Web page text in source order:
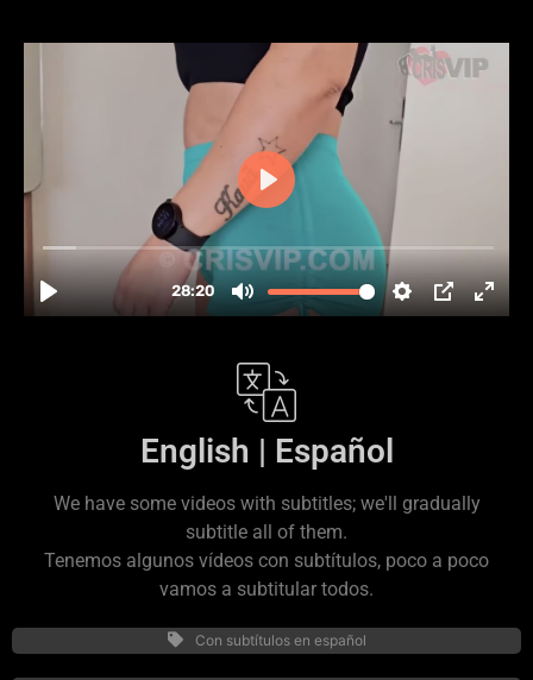
English | Español
We have some videos with subtitles; we'll gradually
subtitle all of them.
Tenemos algunos vídeos con subtítulos, poco a poco
vamos a subtitular todos.
Con subtítulos en español